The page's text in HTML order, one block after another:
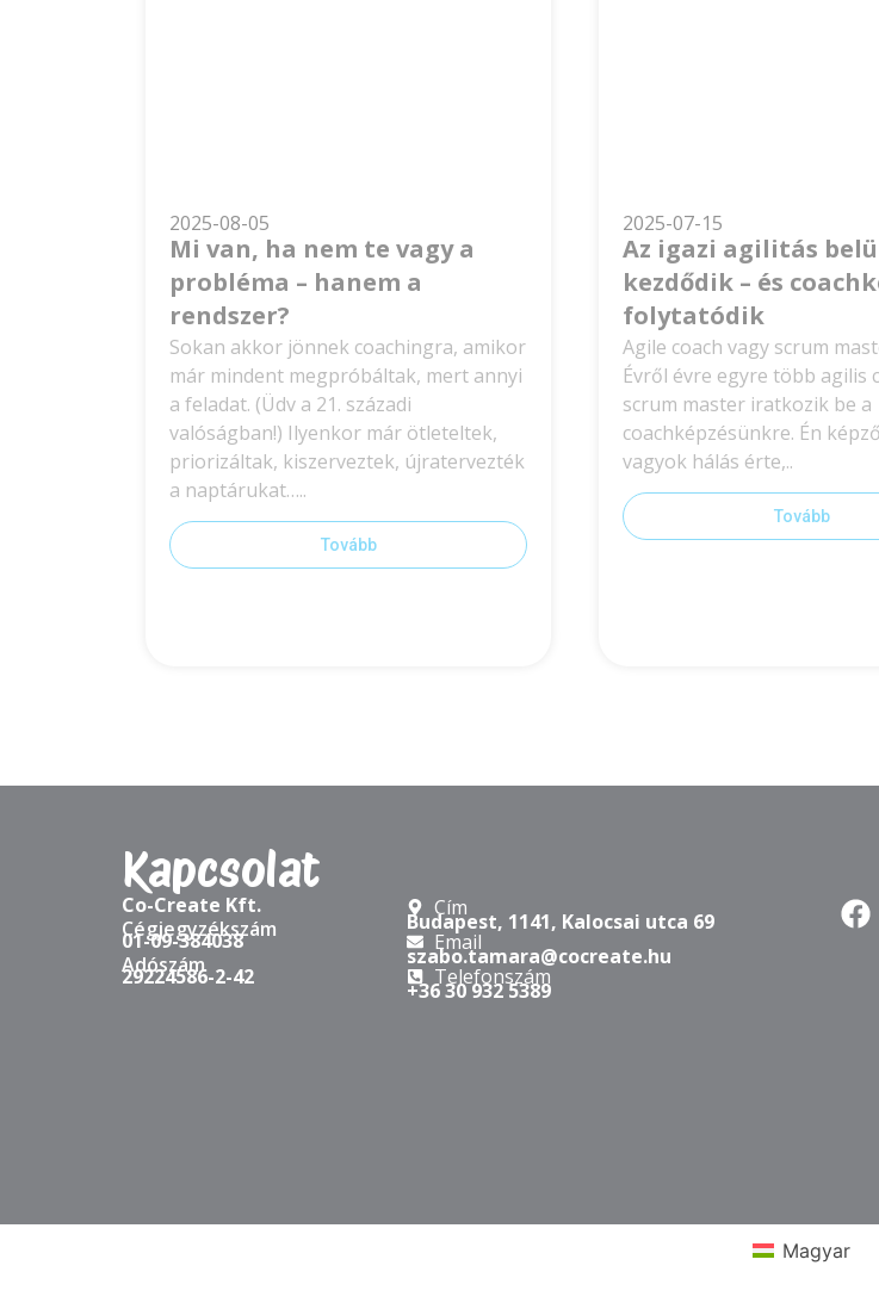
2025-08-05
Mi van, ha nem te vagy a
probléma – hanem a
rendszer?
Sokan akkor jönnek coachingra, amikor
már mindent megpróbáltak, mert annyi
a feladat. (Üdv a 21. századi
valóságban!) Ilyenkor már ötleteltek,
priorizáltak, kiszerveztek, újratervezték
a naptárukat…..
Tovább
2025-07-15
Az igazi agilitás
kezdődik – és
folytatódik
Agile coach vagy scrum
Évről évre egyre több agilis
scrum master iratkozik be a
coachképzésünkre. Én
vagyok hálás érte,..
Tovább
scrum master iratkozik be a
beszélgetések, amelyek
összeszorul a gyomrunk,